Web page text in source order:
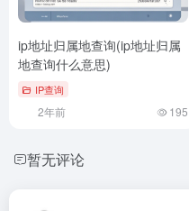
ip地址归属地查询(ip地址归属
地查询什么意思)
IP查询
2年前 195
暂无评论